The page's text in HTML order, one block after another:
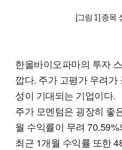
[그림 1] 종목
한올바이오파마의 투자
깝다. 주가 고평가 우려
성이 기대되는 기업이다.
주가 모멘텀은 굉장히 좋
월 수익률이 무려
최근 1개월 수익률 또한